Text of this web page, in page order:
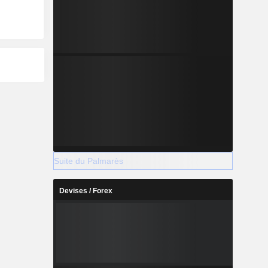
Suite du Palmarès
Devises / Forex